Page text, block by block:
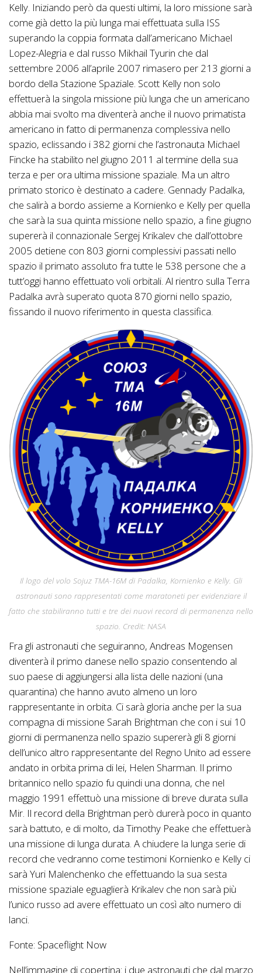
Kelly. Iniziando però da questi ultimi, la loro missione sarà
come già detto la più lunga mai effettuata sulla ISS
superando la coppia formata dall’americano Michael
Lopez-Alegria e dal russo Mikhail Tyurin che dal
settembre 2006 all’aprile 2007 rimasero per 213 giorni a
bordo della Stazione Spaziale. Scott Kelly non solo
effettuerà la singola missione più lunga che un americano
abbia mai svolto ma diventerà anche il nuovo primatista
americano in fatto di permanenza complessiva nello
spazio, eclissando i 382 giorni che l’astronauta Michael
Fincke ha stabilito nel giugno 2011 al termine della sua
terza e per ora ultima missione spaziale. Ma un altro
primato storico è destinato a cadere. Gennady Padalka,
che salirà a bordo assieme a Kornienko e Kelly per quella
che sarà la sua quinta missione nello spazio, a fine giugno
supererà il connazionale Sergej Krikalev che dall’ottobre
2005 detiene con 803 giorni complessivi passati nello
spazio il primato assoluto fra tutte le 538 persone che a
tutt’oggi hanno effettuato voli orbitali. Al rientro sulla Terra
Padalka avrà superato quota 870 giorni nello spazio,
fissando il nuovo riferimento in questa classifica.
Il logo del volo Sojuz TMA-16M di Padalka, Kornienko e Kelly. Gli
astronauti sono rappresentati come maratoneti per evidenziare il
fatto che stabiliranno tutti e tre dei nuovi record di permanenza nello
spazio. Credit: NASA
Fra gli astronauti che seguiranno, Andreas Mogensen
diventerà il primo danese nello spazio consentendo al
suo paese di aggiungersi alla lista delle nazioni (una
quarantina) che hanno avuto almeno un loro
rappresentante in orbita. Ci sarà gloria anche per la sua
compagna di missione Sarah Brightman che con i sui 10
giorni di permanenza nello spazio supererà gli 8 giorni
dell’unico altro rappresentante del Regno Unito ad essere
andato in orbita prima di lei, Helen Sharman. Il primo
britannico nello spazio fu quindi una donna, che nel
maggio 1991 effettuò una missione di breve durata sulla
Mir. Il record della Brightman però durerà poco in quanto
sarà battuto, e di molto, da Timothy Peake che effettuerà
una missione di lunga durata. A chiudere la lunga serie di
record che vedranno come testimoni Kornienko e Kelly ci
sarà Yuri Malenchenko che effettuando la sua sesta
missione spaziale eguaglierà Krikalev che non sarà più
l’unico russo ad avere effettuato un così alto numero di
lanci.
Fonte: Spaceflight Now
Nell’immagine di copertina: i due astronauti che dal marzo